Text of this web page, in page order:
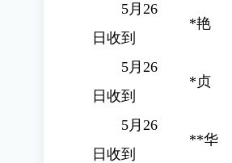
5月26
日收到
*艳
5月26
日收到
*贞
5月26
日收到
**华